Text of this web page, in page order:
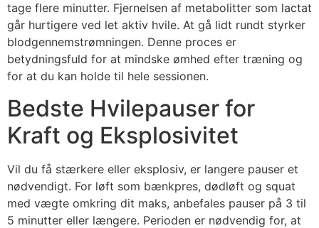
tage flere minutter. Fjernelsen af metabolitter som lactat
går hurtigere ved let aktiv hvile. At gå lidt rundt styrker
blodgennemstrømningen. Denne proces er
betydningsfuld for at mindske ømhed efter træning og
for at du kan holde til hele sessionen.
Bedste Hvilepauser for
Kraft og Eksplosivitet
Vil du få stærkere eller eksplosiv, er langere pauser et
nødvendigt. For løft som bænkpres, dødløft og squat
med vægte omkring dit maks, anbefales pauser på 3 til
5 minutter eller længere. Perioden er nødvendig for, at